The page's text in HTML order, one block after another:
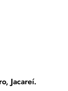
Jacareí.